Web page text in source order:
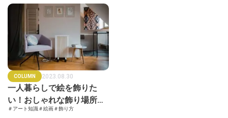
COLUMN 2023.08.30
一人暮らしで絵を飾りた
い！おしゃれな飾り場所や
飾り方・注意点を解説
＃アート知識 ＃絵画＃飾り方